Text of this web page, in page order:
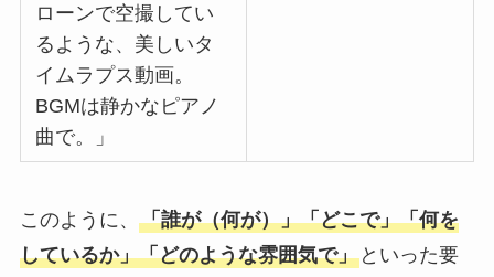
ローンで空撮してい
るような、美しいタ
イムラプス動画。
BGMは静かなピアノ
曲で。」
このように、 「誰が（何が）」「どこで」「何を
しているか」「どのような雰囲気で」といった要